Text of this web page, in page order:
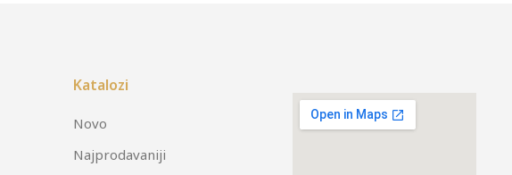
Katalozi
Novo
Najprodavaniji